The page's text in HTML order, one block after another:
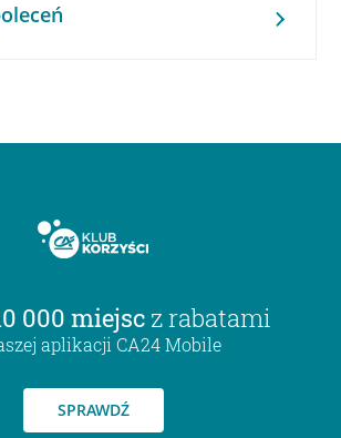
000 miejsc z rabatami
aplikacji CA24 Mobile
SPRAWDŹ